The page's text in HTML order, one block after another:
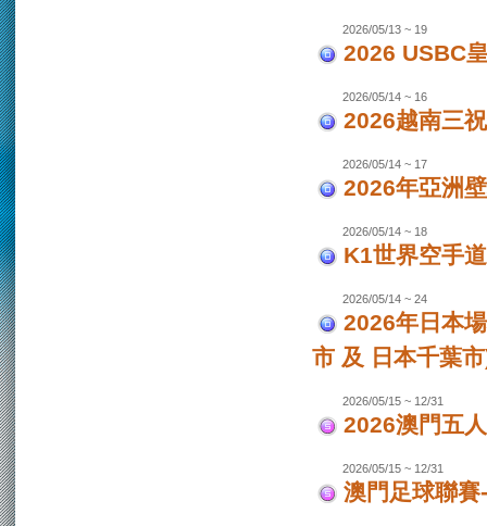
2026/05/13 ~ 19
2026 USBC
2026/05/14 ~ 16
2026越南三
2026/05/14 ~ 17
2026年亞洲
2026/05/14 ~ 18
K1世界空手
2026/05/14 ~ 24
2026年日本
市 及 日本千葉
2026/05/15 ~ 12/31
2026澳門五
2026/05/15 ~ 12/31
澳門足球聯